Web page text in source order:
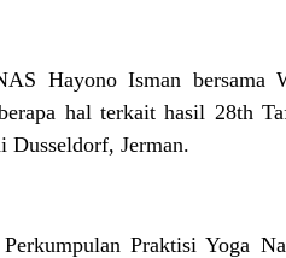
Hayono Isman bersama
hal terkait hasil 28th
Dusseldorf, Jerman.
Praktisi Yoga